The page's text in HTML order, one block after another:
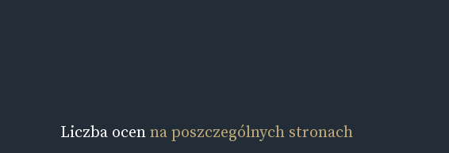
Liczba ocenna poszczególnych stronach